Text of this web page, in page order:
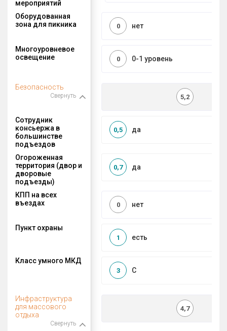
мероприятий
Оборудованная
зона для пикника
нет
0
Многоуровневое
освещение
0-1 уровень
0
Безопасность
Свернуть 5,2
Сотрудник
консьержа в
большинстве
подъездов
да
0,5
Огороженная
территория (двор и
дворовые
подъезды)
да
0,7
КПП на всех
въездах
нет
0
Пункт охраны
есть
1
Класс умного МКД
C
3
Инфраструктура
для массового
отдыха
Свернуть
4,7